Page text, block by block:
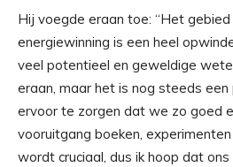
Hij voegde eraan toe: “Het
energiewinning is een heel
veel potentieel en geweldige
eraan, maar het is nog steeds een
ervoor te zorgen dat we zo goed
vooruitgang boeken,
wordt cruciaal, dus ik hoop dat